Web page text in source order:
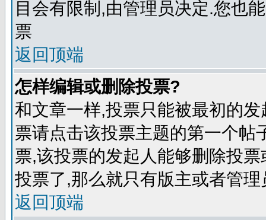
目会有限制,由管理员决定.您也
票
返回顶端
怎样编辑或删除投票?
和文章一样,投票只能被最初的
票请点击该投票主题的第一个帖
票,该投票的发起人能够删除投
投票了,那么就只有版主或者管
返回顶端